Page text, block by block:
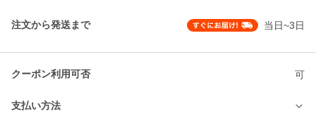
注文から発送まで 当日~3日
クーポン利用可否 可
支払い方法